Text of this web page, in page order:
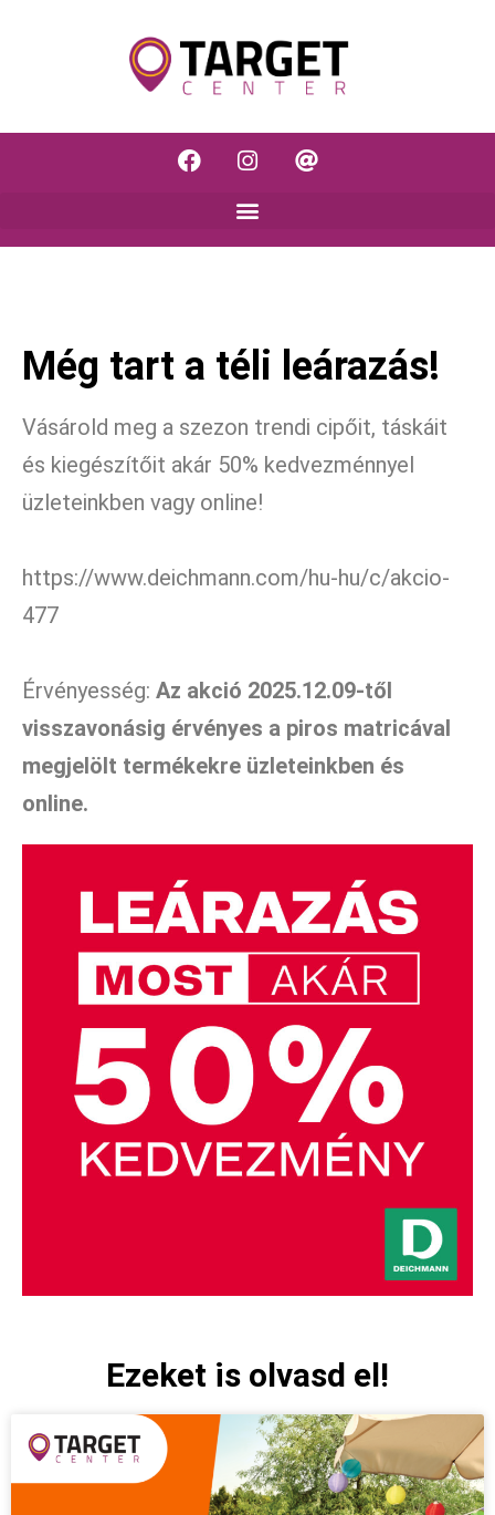
Még tart a téli leárazás!
Vásárold meg a szezon trendi cipőit, táskáit
és kiegészítőit akár 50% kedvezménnyel
üzleteinkben vagy online!
https://www.deichmann.com/hu-hu/c/akcio-
477
Érvényesség: Az akció 2025.12.09-től
visszavonásig érvényes a piros matricával
megjelölt termékekre üzleteinkben és
online.
Ezeket is olvasd el!